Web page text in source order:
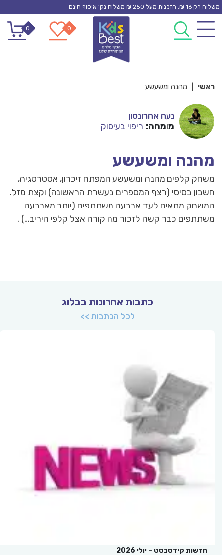
Skip
content
משלוח רק 16 ₪. הזמנות מעל 250 ₪ משלוח נק’ איסוף חינם
0
0
ראשי מהנה ומשעשע
נעה אהרונסון
מומחה: ריפוי בעיסוק
מהנה ומשעשע
משחק קלפים מהנה ומשעשע המפתח זיכרון, אסטרטגיה,
חשבון בסיסי (רצף המספרים בעשרת הראשונה) וקצת מזל.
המשחק מתאים לעד ארבעה משתתפים (יותר מארבעה
משתתפים כבר קשה לזכור מה קורה אצל קלפי היריב…) .
כתבות אחרונות בבלוג
לכל הכתבות >>
חדשות קידסבסט – יולי 2026